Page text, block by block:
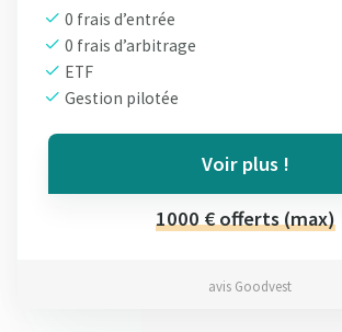
0 frais d’entrée
0 frais d’arbitrage
ETF
Gestion pilotée
Voir plus !
1000 € offerts (max)
avis Goodvest